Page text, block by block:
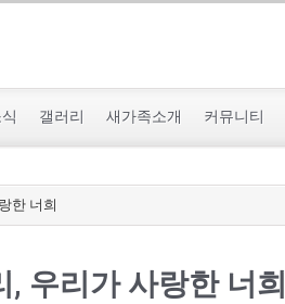
갤러리 새가족소개 커뮤니티
한 너희
우리가 사랑한 너희